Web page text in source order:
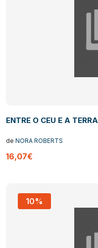
ENTRE O CEU E A TERRA
de NORA ROBERTS
16,07€
10%